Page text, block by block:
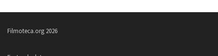
Filmoteca.org 2026